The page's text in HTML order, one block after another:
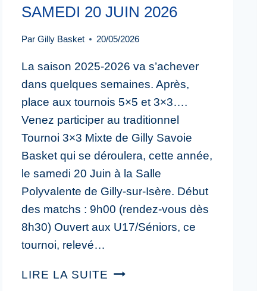
SAMEDI 20 JUIN 2026
Par Gilly Basket 20/05/2026
La saison 2025-2026 va s’achever
dans quelques semaines. Après,
place aux tournois 5×5 et 3×3….
Venez participer au traditionnel
Tournoi 3×3 Mixte de Gilly Savoie
Basket qui se déroulera, cette année,
le samedi 20 Juin à la Salle
Polyvalente de Gilly-sur-Isère. Début
des matchs : 9h00 (rendez-vous dès
8h30) Ouvert aux U17/Séniors, ce
tournoi, relevé…
LIRE LA SUITE